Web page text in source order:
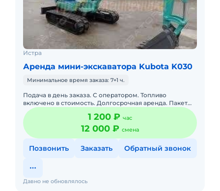
Истра
Аренда мини-экскаватора Kubota K030
Минимальное время заказа: 7+1 ч.
Подача в день заказа. С оператором. Топливо
включено в стоимость. Долгосрочная аренда. Пакет
отчетных документов.
1 200 ₽ час
12 000 ₽ смена
Позвонить Заказать Обратный звонок
Давно не обновлялось